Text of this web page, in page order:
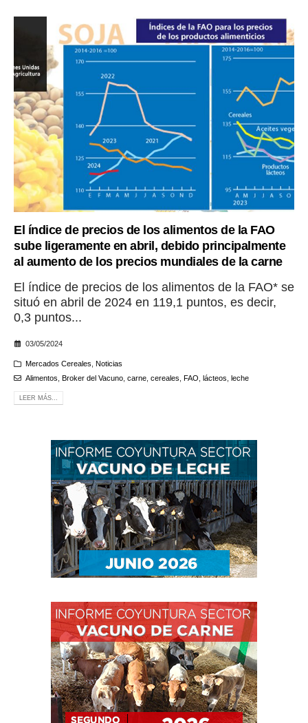
El índice de precios de los alimentos de la FAO
sube ligeramente en abril, debido principalmente
al aumento de los precios mundiales de la carne
El índice de precios de los alimentos de la FAO* se
situó en abril de 2024 en 119,1 puntos, es decir,
0,3 puntos...
03/05/2024
Mercados Cereales Noticias
Alimentos Broker del Vacuno, carne, cereales FAO lácteos leche
LEER MÁS...